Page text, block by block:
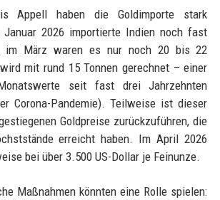
Appell haben die Goldimporte stark
Januar 2026 importierte Indien noch fast
im März waren es nur noch 20 bis 22
mit rund 15 Tonnen gerechnet – einer
seit fast drei Jahrzehnten
Corona-Pandemie). Teilweise ist dieser
Goldpreise zurückzuführen, die
erreicht haben. Im April 2026
bei über 3.500 US-Dollar je Feinunze.
Maßnahmen könnten eine Rolle spielen: